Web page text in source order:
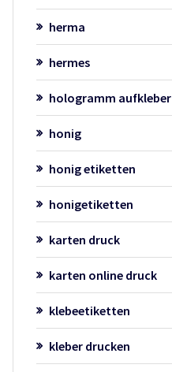
herma
hermes
hologramm aufkleber
honig
honig etiketten
honigetiketten
karten druck
karten online druck
klebeetiketten
kleber drucken